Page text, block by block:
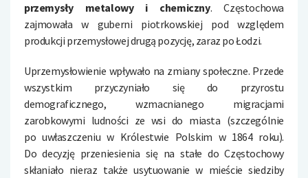
przemysły metalowy i chemiczny. Częstochowa
zajmowała w guberni piotrkowskiej pod względem
produkcji przemysłowej drugą pozycję, zaraz po Łodzi.
Uprzemysłowienie wpływało na zmiany społeczne. Przede
wszystkim przyczyniało się do przyrostu
demograficznego, wzmacnianego migracjami
zarobkowymi ludności ze wsi do miasta (szczególnie
po uwłaszczeniu w Królestwie Polskim w 1864 roku).
Do decyzję przeniesienia się na stałe do Częstochowy
skłaniało nieraz także usytuowanie w mieście siedziby